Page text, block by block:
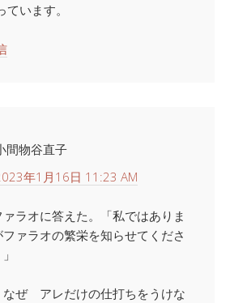
ています。
間物谷直子
年1月16日 11:23 AM
ラオに答えた。「私ではありま
ァラオの繁栄を知らせてくださ
なぜ アレだけの仕打ちをうけな